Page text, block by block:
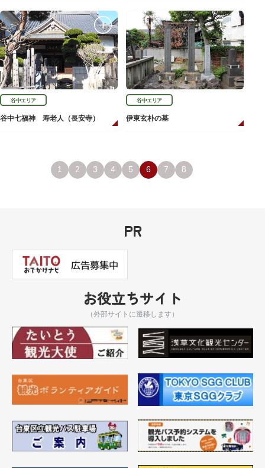
谷中エリア
谷中七福神 寿老人（長安寺）
谷中エリア
伊東玄朴の墓
1 2 3 4 5 6 7 8
PR
お役立ちサイト
（外部サイトに遷移します）